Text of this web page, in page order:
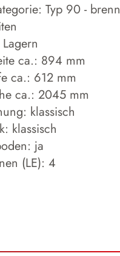
Typ 90 -
ca.: 894 mm
ca.: 612 mm
ca.: 2045 mm
klassisch
klassisch
ja
(LE): 4